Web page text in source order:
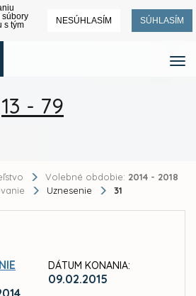
súbory
s tým
NESÚHLASÍM SÚHLASÍM
13 - 79
Volebné obdobie: 2014 - 2018
Uznesenie 31
DÁTUM KONANIA:
09.02.2015